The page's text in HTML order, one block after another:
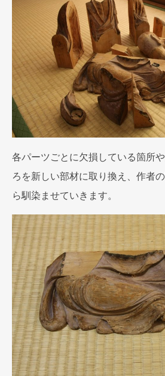
各パーツごとに欠損している箇所
ろを新しい部材に取り換え、作者
ら馴染ませていきます。